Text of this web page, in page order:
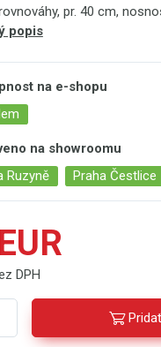
pr. 40 cm,
popis
na e-shopu
na showroomu
Ruzyně
Praha Čestlice
DPH